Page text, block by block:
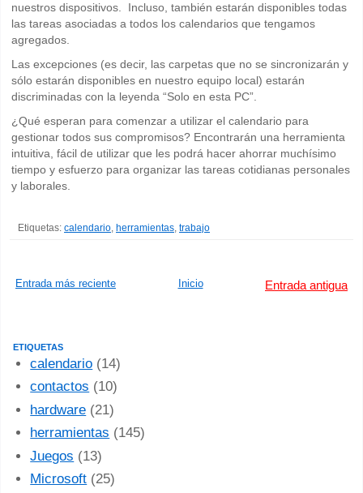
nuestros dispositivos. Incluso, también estarán disponibles todas
las tareas asociadas a todos los calendarios que tengamos
agregados.
Las excepciones (es decir, las carpetas que no se sincronizarán y
sólo estarán disponibles en nuestro equipo local) estarán
discriminadas con la leyenda “Solo en esta PC”.
¿Qué esperan para comenzar a utilizar el calendario para
gestionar todos sus compromisos? Encontrarán una herramienta
intuitiva, fácil de utilizar que les podrá hacer ahorrar muchísimo
tiempo y esfuerzo para organizar las tareas cotidianas personales
y laborales.
Etiquetas: calendario herramientas trabajo
Entrada más reciente Entrada antigua
Inicio
ETIQUETAS
calendario (14)
contactos (10)
hardware (21)
herramientas (145)
Juegos (13)
Microsoft (25)